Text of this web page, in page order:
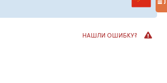
НАШЛИ ОШИБКУ?